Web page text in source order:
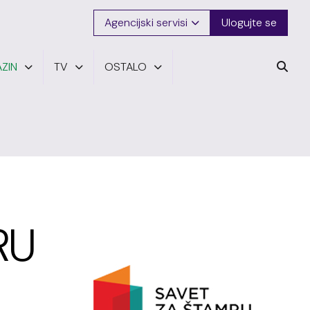
Agencijski servisi Ulogujte se
TV OSTALO